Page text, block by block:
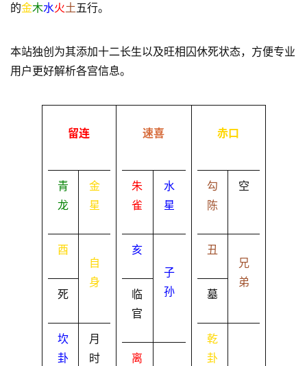
的金木水火土五行。
本站独创为其添加十二长生以及旺相囚休死状态，方便专业
用户更好解析各宫信息。
留连
青
龙
金
星
酉
死
自
身
坎
卦
月
时
速喜
朱
雀
水
星
亥
临
官
子
孙
离
赤口
勾
陈
空
丑
墓
兄
弟
乾
卦